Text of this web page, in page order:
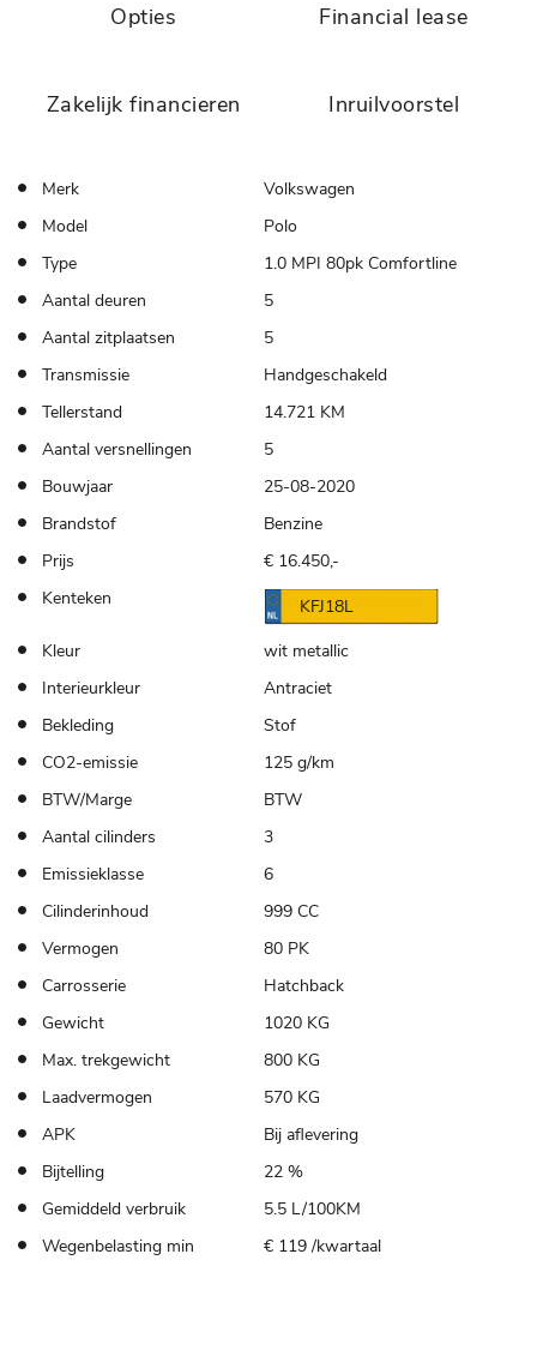
Opties Financial lease
Zakelijk financieren Inruilvoorstel
Merk
Volkswagen
Model
Polo
Type
1.0 MPI 80pk Comfortline
Aantal deuren
5
Aantal zitplaatsen
5
Transmissie
Handgeschakeld
Tellerstand
14.721 KM
Aantal versnellingen
5
Bouwjaar
25-08-2020
Brandstof
Benzine
Prijs
€ 16.450,-
Kenteken
KFJ18L
Kleur
wit metallic
Interieurkleur
Antraciet
Bekleding
Stof
CO2-emissie
125 g/km
BTW/Marge
BTW
Aantal cilinders
3
Emissieklasse
6
Cilinderinhoud
999 CC
Vermogen
80 PK
Carrosserie
Hatchback
Gewicht
1020 KG
Max. trekgewicht
800 KG
Laadvermogen
570 KG
APK
Bij aflevering
Bijtelling
22 %
Gemiddeld verbruik
5.5 L/100KM
Wegenbelasting min
€ 119 /kwartaal